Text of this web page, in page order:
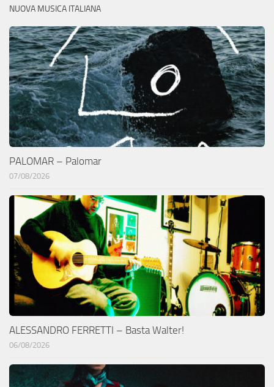
NUOVA MUSICA ITALIANA
PALOMAR – Palomar
07/08/2026
ALESSANDRO FERRETTI – Basta Walter!
06/08/2026